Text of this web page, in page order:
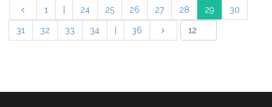
1 24 25 26 27 28 29 30
31 32 33 34 36